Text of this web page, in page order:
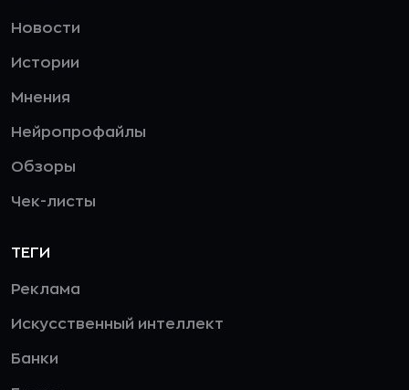
Новости
Истории
Мнения
Нейропрофайлы
Обзоры
Чек-листы
ТЕГИ
Реклама
Искусственный интеллект
Банки